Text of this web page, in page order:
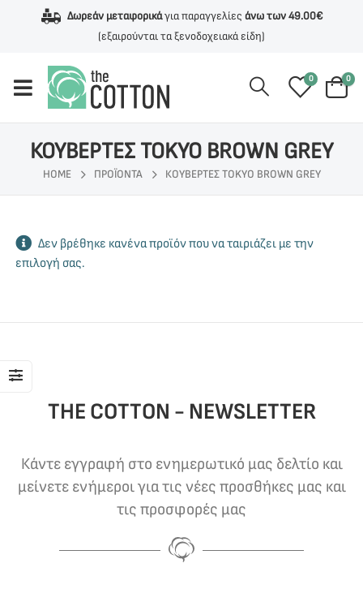
Δωρεάν μεταφορικάγια παραγγελίες άνω των 49.00€
(εξαιρούνται τα ξενοδοχειακά είδη)
0 0
ΚΟΥΒΕΡΤΕΣ TOKYO BROWN GREY
HOME ΠΡΟΪΌΝΤΑ ΚΟΥΒΕΡΤΕΣ TOKYO BROWN GREY
Δεν βρέθηκε κανένα προϊόν που να ταιριάζει με την
επιλογή σας.
THE COTTON - NEWSLETTER
Κάντε εγγραφή στο ενημερωτικό μας δελτίο και
μείνετε ενήμεροι για τις νέες προσθήκες μας και
τις προσφορές μας